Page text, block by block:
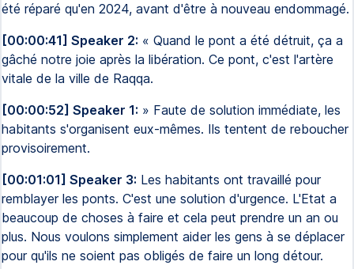
été réparé qu'en 2024, avant d'être à nouveau endommagé.
[00:00:41] Speaker 2: « Quand le pont a été détruit, ça a
gâché notre joie après la libération. Ce pont, c'est l'artère
vitale de la ville de Raqqa.
[00:00:52] Speaker 1: » Faute de solution immédiate, les
habitants s'organisent eux-mêmes. Ils tentent de reboucher
provisoirement.
[00:01:01] Speaker 3: Les habitants ont travaillé pour
remblayer les ponts. C'est une solution d'urgence. L'Etat a
beaucoup de choses à faire et cela peut prendre un an ou
plus. Nous voulons simplement aider les gens à se déplacer
pour qu'ils ne soient pas obligés de faire un long détour.